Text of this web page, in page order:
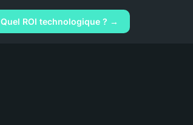
Quel ROI technologique ? →